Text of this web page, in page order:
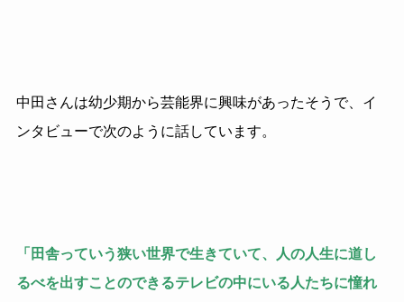
中田さんは幼少期から芸能界に興味があったそうで、イ
ンタビューで次のように話しています。
「田舎っていう狭い世界で生きていて、人の人生に道し
るべを出すことのできるテレビの中にいる人たちに憧れ